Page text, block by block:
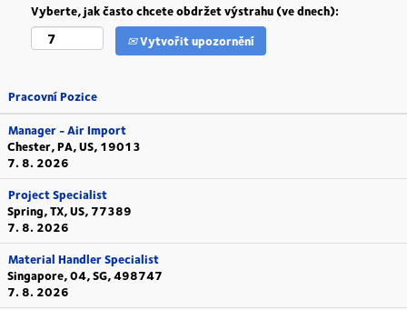
Vyberte, jak často chcete obdržet výstrahu (ve dnech):
Vytvořit upozornění
Pracovní Pozice
Manager - Air Import
Chester, PA, US, 19013
7. 8. 2026
Project Specialist
Spring, TX, US, 77389
7. 8. 2026
Material Handler Specialist
Singapore, 04, SG, 498747
7. 8. 2026